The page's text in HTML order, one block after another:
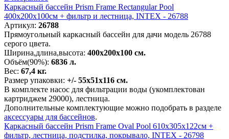
Каркасный бассейн Prism Frame Rectangular Pool
400х200х100см + фильтр и лестница, INTEX - 26788
Артикул: 26788
Прямоугольный каркасный бассейн для дачи модель 26788
серого цвета.
Ширина,длина,высота: 400х200х100 см.
Объём(90%): 6836 л.
Вес: 67,4 кг.
Размер упаковки: +/- 55х51х116 см.
В комплекте насос для фильтрации воды (укомплектован
картриджем 29000), лестница.
Дополнительные комплектующие можно подобрать в разделе
аксессуары для бассейнов.
Каркасный бассейн Prism Frame Oval Pool 610х305х122см +
фильтр, лестница, подстилка, покрывало, INTEX - 26798